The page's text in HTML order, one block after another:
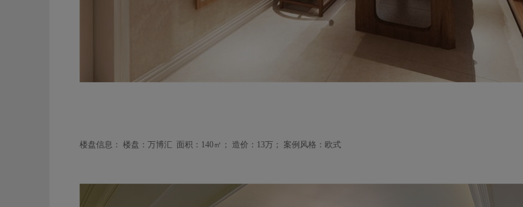
楼盘信息： 楼盘：万博汇 面积：140㎡； 造价： 13万； 案例风格：欧式